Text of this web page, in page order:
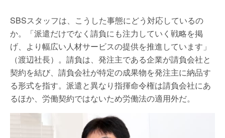
SBSスタッフは、こうした事態にどう対応しているの
か。「派遣だけでなく請負にも注力していく戦略を掲
げ、より幅広い人材サービスの提供を推進しています」
（渡辺社長）。請負は、発注主である企業が請負会社と
契約を結び、請負会社が特定の成果物を発注主に納品す
る形式を指す。派遣と異なり指揮命令権は請負会社にあ
るほか、労働契約ではないため労働法の適用外だ。